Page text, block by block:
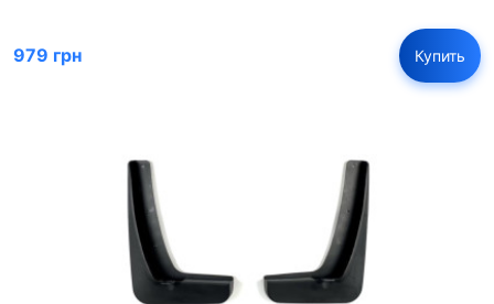
979 грн Купить